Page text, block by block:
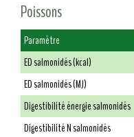
Poissons
Paramètre
ED salmonidés (kcal)
ED salmonidés (MJ)
Digestibilité énergie salmonidés
Digestibilité N salmonidés